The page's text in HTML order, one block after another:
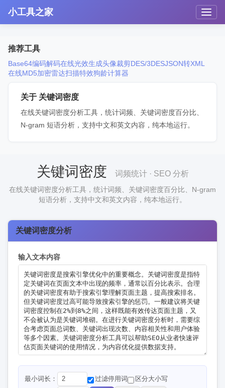
小工具之家
推荐工具
Base64编码解码在线光效生成头像裁剪DES/3DESJSON转XML
在线MD5加密雷达扫描特效狗龄计算器
关于 关键词密度
在线关键词密度分析工具，统计词频、关键词密度百分比、
N-gram 短语分析，支持中文和英文内容，纯本地运行。
关键词密度 词频统计 · SEO 分析
在线关键词密度分析工具，统计词频、关键词密度百分比、N-gram
短语分析，支持中文和英文内容，纯本地运行。
关键词密度分析
输入文本内容
最小词长： 过滤停用词
区分大小写